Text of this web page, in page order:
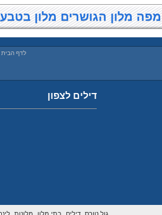
מפה מלון הגושרים מלון בטבע
לדף הבית
דילים לצפון